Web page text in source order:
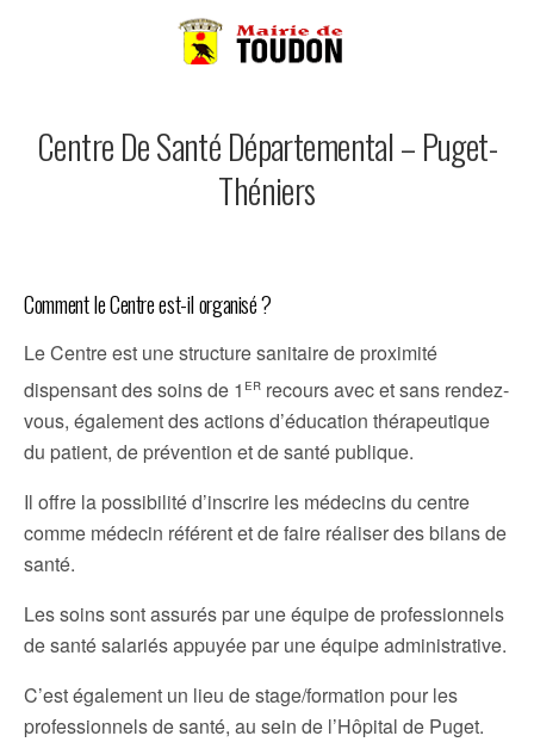
Centre De Santé Départemental – Puget-
Théniers
Comment le Centre est-il organisé ?
Le Centre est une structure sanitaire de proximité
dispensant des soins de 1 er recours avec et sans rendez-
vous, également des actions d’éducation thérapeutique
du patient, de prévention et de santé publique.
Il offre la possibilité d’inscrire les médecins du centre
comme médecin référent et de faire réaliser des bilans de
santé.
Les soins sont assurés par une équipe de professionnels
de santé salariés appuyée par une équipe administrative.
C’est également un lieu de stage/formation pour les
professionnels de santé, au sein de l’Hôpital de Puget.